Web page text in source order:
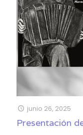
junio 26, 2025
Presentación